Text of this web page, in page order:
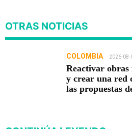
OTRAS NOTICIAS
COLOMBIA 2026-08-
Reactivar obras
y crear una red
las propuestas